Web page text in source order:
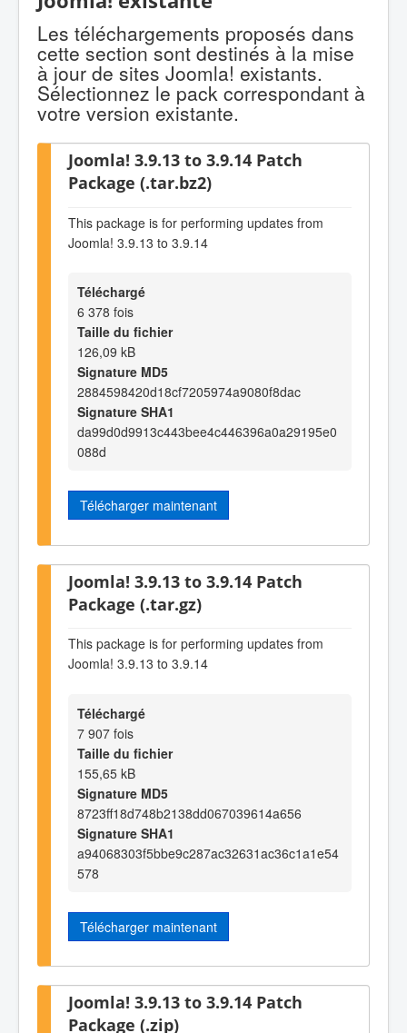
Les téléchargements proposés dans
cette section sont destinés à la mise
à jour de sites Joomla! existants.
Sélectionnez le pack correspondant à
votre version existante.
Joomla! 3.9.13 to 3.9.14 Patch
Package (.tar.bz2)
This package is for performing updates from
Joomla! 3.9.13 to 3.9.14
Téléchargé
6 378 fois
Taille du fichier
126,09 kB
Signature MD5
2884598420d18cf7205974a9080f8dac
Signature SHA1
da99d0d9913c443bee4c446396a0a29195e0
088d
Télécharger maintenant
Joomla! 3.9.13 to 3.9.14 Patch
Package (.tar.gz)
This package is for performing updates from
Joomla! 3.9.13 to 3.9.14
Téléchargé
7 907 fois
Taille du fichier
155,65 kB
Signature MD5
8723ff18d748b2138dd067039614a656
Signature SHA1
a94068303f5bbe9c287ac32631ac36c1a1e54
578
Télécharger maintenant
Joomla! 3.9.13 to 3.9.14 Patch
Package (.zip)